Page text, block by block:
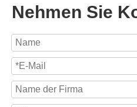
Nehmen Sie